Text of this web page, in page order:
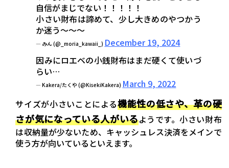
自信がまじでない！！！！！
小さい財布は諦めて、少し大きめのやつかう
か迷う〜〜〜
— みん (@_moria_kawaii_) December 19, 2024
因みにロエベの小銭財布はまだ硬くて使いづ
らい…
— Kakera/たくや (@KisekiKakera) March 9, 2022
サイズが小さいことによる機能性の低さや、革の硬
さが気になっている人がいるようです。小さい財布
は収納量が少ないため、キャッシュレス決済をメインで
使う方が向いているといえます。